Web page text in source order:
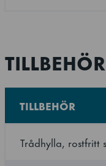
Standard för
TILLBEHÖR
TILLBEHÖR
Trådhylla, rostfritt